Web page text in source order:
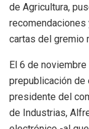
de Agricultura,
cartas del gremio
El 6 de
prepublicación de
presidente del
de Industrias,